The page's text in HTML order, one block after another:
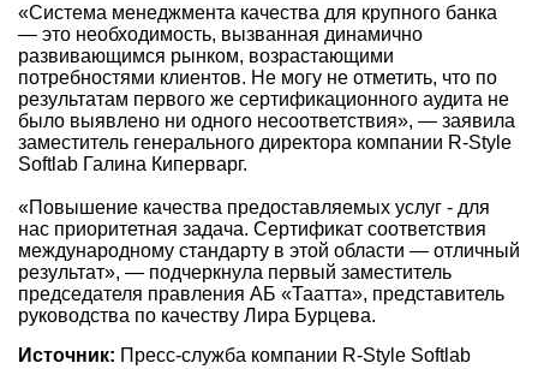
«Система менеджмента качества для крупного банка
— это необходимость, вызванная динамично
развивающимся рынком, возрастающими
потребностями клиентов. Не могу не отметить, что по
результатам первого же сертификационного аудита не
было выявлено ни одного несоответствия», — заявила
заместитель генерального директора компании R-Style
Softlab Галина Киперварг.
«Повышение качества предоставляемых услуг - для
нас приоритетная задача. Сертификат соответствия
международному стандарту в этой области — отличный
результат», — подчеркнула первый заместитель
председателя правления АБ «Таатта», представитель
руководства по качеству Лира Бурцева.
Источник: Пресс-служба компании R-Style Softlab